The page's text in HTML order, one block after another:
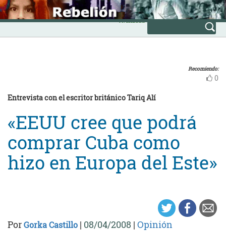
Skip
to
content
INICIO
Avanzada
Recomiendo:
0
Entrevista con el escritor británico Tariq Alí
«EEUU cree que podrá
comprar Cuba como
hizo en Europa del Este»
PorGorka Castillo | 08/04/2008 | Opinión